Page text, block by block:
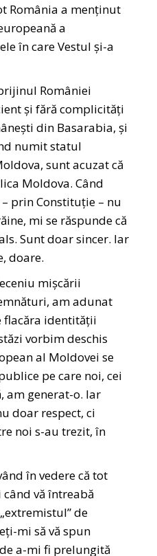
România a menținut
a
în care Vestul și-a
României
și fără complicități
din Basarabia, și
numit statul
sunt acuzat că
Moldova. Când
prin Constituție – nu
mi se răspunde că
Sunt doar sincer. Iar
doare.
mișcării
am adunat
flacăra identității
vorbim deschis
al Moldovei se
pe care noi, cei
am generat-o. Iar
doar respect, ci
noi s-au trezit, în
în vedere că tot
vă întreabă
de
mi să vă spun
a-mi fi prelungită